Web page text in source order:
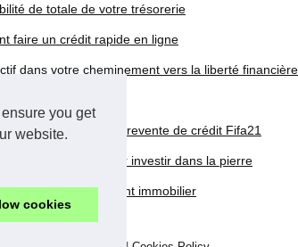
you get
website.
cookies
de totale de votre trésorerie
faire un crédit rapide en ligne
dans votre cheminement vers la liberté financière
d'achats et de revente de crédit Fifa21
taux très bas pour investir dans la pierre
du financement immobilier